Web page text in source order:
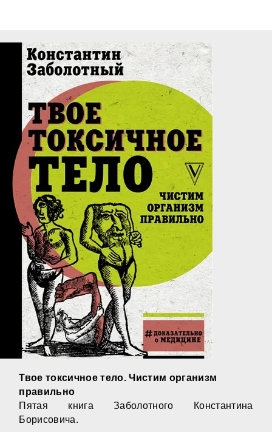
Твое токсичное тело. Чистим организм
правильно
Пятая книга Заболотного Константина
Борисовича.